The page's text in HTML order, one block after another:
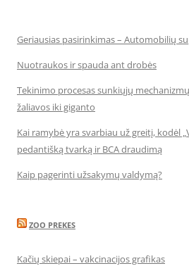
Geriausias pasirinkimas – Automobilių
Nuotraukos ir spauda ant drobės
Tekinimo procesas sunkiųjų
žaliavos iki giganto
Kai ramybė yra svarbiau už greitį, kodėl
pedantišką tvarką ir BCA draudimą
Kaip pagerinti užsakymų valdymą?
ZOO PREKES
Kačių skiepai – vakcinacijos grafikas